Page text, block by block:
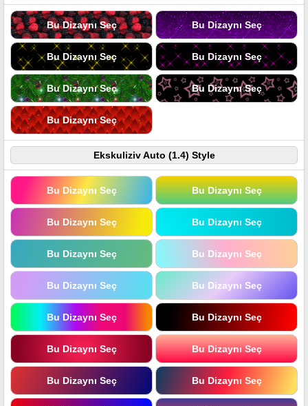
Bu Dizaynı Seç Bu Dizaynı Seç
Bu Dizaynı Seç Bu Dizaynı Seç
Bu Dizaynı Seç Bu Dizaynı Seç
Bu Dizaynı Seç
Ekskuliziv Auto (1.4) Style
Bu Dizaynı Seç Bu Dizaynı Seç
Bu Dizaynı Seç Bu Dizaynı Seç
Bu Dizaynı Seç Bu Dizaynı Seç
Bu Dizaynı Seç Bu Dizaynı Seç
Bu Dizaynı Seç Bu Dizaynı Seç
Bu Dizaynı Seç Bu Dizaynı Seç
Bu Dizaynı Seç Bu Dizaynı Seç